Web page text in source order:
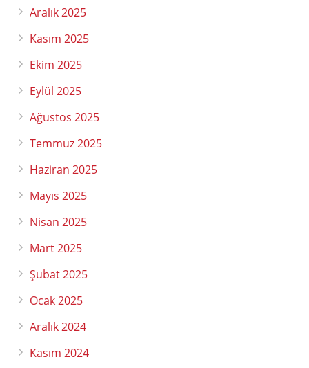
Aralık 2025
Kasım 2025
Ekim 2025
Eylül 2025
Ağustos 2025
Temmuz 2025
Haziran 2025
Mayıs 2025
Nisan 2025
Mart 2025
Şubat 2025
Ocak 2025
Aralık 2024
Kasım 2024